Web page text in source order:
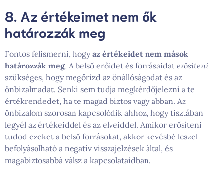
8. Az értékeimet nem ők
határozzák meg
Fontos felismerni, hogyaz értékeidet nem mások
határozzák meg. A belső erőidet és forrásaidat erősíteni
szükséges, hogy megőrizd az önállóságodat és az
önbizalmadat. Senki sem tudja megkérdőjelezni a te
értékrendedet, ha te magad biztos vagy abban. Az
önbizalom szorosan kapcsolódik ahhoz, hogy tisztában
legyél az értékeiddel és az elveiddel. Amikor erősíteni
tudod ezeket a belső forrásokat, akkor kevésbé leszel
befolyásolható a negatív visszajelzések által, és
magabiztosabbá válsz a kapcsolataidban.